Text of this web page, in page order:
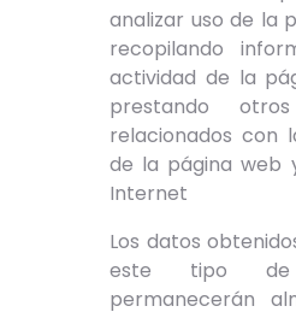
analizar uso de la
recopilando
actividad de la
prestando
relacionados con
de la página web
Internet
Los datos
este tipo de
permanecerán